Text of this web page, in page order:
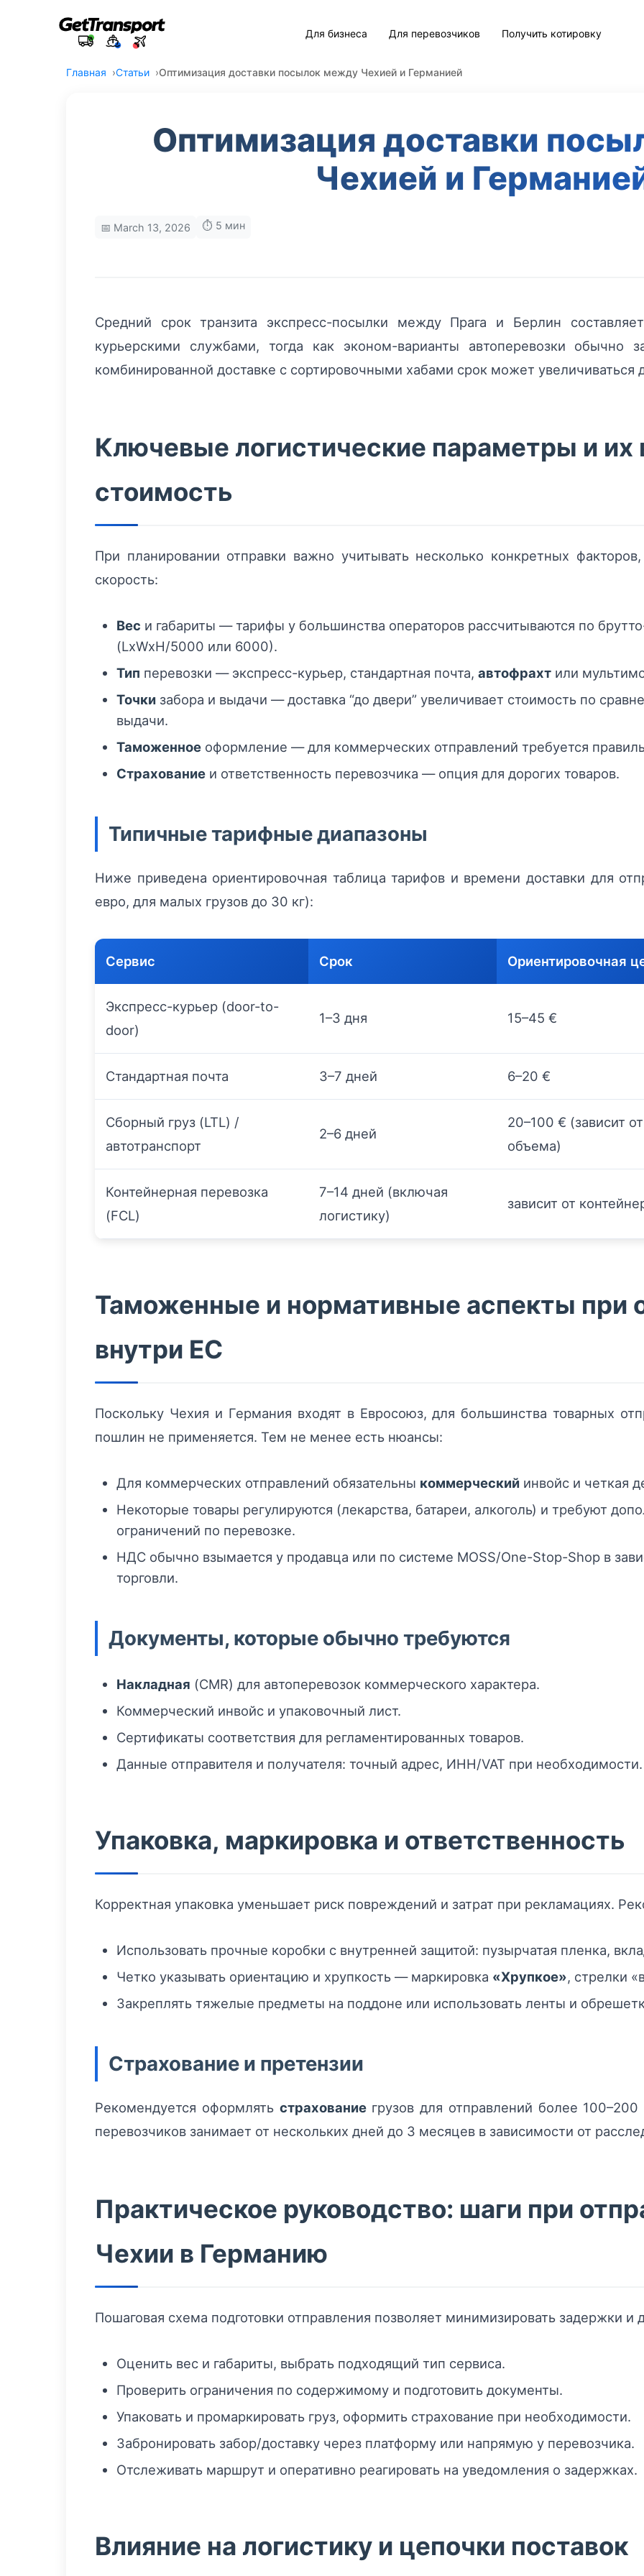
Для бизнеса Для перевозчиков Получить котировку
Главная Статьи Оптимизация доставки посылок между Чехией и Германией
Оптимизация доставки
Чехией и
📅 March 13, 2026 ⏱️ 5 мин
Средний срок транзита экспресс-посылки между Прага и Берлин
курьерскими службами, тогда как эконом-варианты автоперевозки обычно
комбинированной доставке с сортировочными хабами срок может увеличиваться
Ключевые логистические параметры и их
стоимость
При планировании отправки важно учитывать несколько конкретных
скорость:
Вес и габариты — тарифы у большинства операторов рассчитываются по
(LxWxH/5000 или 6000).
Тип перевозки — экспресс-курьер, стандартная почта, автофрахт или
Точки забора и выдачи — доставка “до двери” увеличивает стоимость по
выдачи.
Таможенное оформление — для коммерческих отправлений требуется
Страхование и ответственность перевозчика — опция для дорогих товаров.
Типичные тарифные диапазоны
Ниже приведена ориентировочная таблица тарифов и времени доставки для
евро, для малых грузов до 30 кг):
Сервис Срок Ориентировочная
Экспресс-курьер (door-to-
door)
1–3 дня 15–45 €
Стандартная почта 3–7 дней 6–20 €
Сборный груз (LTL) /
автотранспорт
2–6 дней
20–100 € (зависит от
объема)
Контейнерная перевозка
(FCL)
7–14 дней (включая
логистику)
зависит от
Таможенные и нормативные аспекты при
внутри ЕС
Поскольку Чехия и Германия входят в Евросоюз, для большинства товарных
пошлин не применяется. Тем не менее есть нюансы:
Для коммерческих отправлений обязательны коммерческий инвойс и четкая
Некоторые товары регулируются (лекарства, батареи, алкоголь) и требуют
ограничений по перевозке.
НДС обычно взымается у продавца или по системе MOSS/One-Stop-Shop в
торговли.
Документы, которые обычно требуются
Накладная (CMR) для автоперевозок коммерческого характера.
Коммерческий инвойс и упаковочный лист.
Сертификаты соответствия для регламентированных товаров.
Данные отправителя и получателя: точный адрес, ИНН/VAT при необходимости.
Упаковка, маркировка и ответственность
Корректная упаковка уменьшает риск повреждений и затрат при рекламациях.
Использовать прочные коробки с внутренней защитой: пузырчатая пленка,
Четко указывать ориентацию и хрупкость — маркировка «Хрупкое», стрелки
Закреплять тяжелые предметы на поддоне или использовать ленты и
Страхование и претензии
Рекомендуется оформлять страхованиегрузов для отправлений более
перевозчиков занимает от нескольких дней до 3 месяцев в зависимости от
Практическое руководство: шаги при
Чехии в Германию
Пошаговая схема подготовки отправления позволяет минимизировать задержки и
Оценить вес и габариты, выбрать подходящий тип сервиса.
Проверить ограничения по содержимому и подготовить документы.
Упаковать и промаркировать груз, оформить страхование при необходимости.
Забронировать забор/доставку через платформу или напрямую у перевозчика.
Отслеживать маршрут и оперативно реагировать на уведомления о задержках.
Влияние на логистику и цепочки поставок